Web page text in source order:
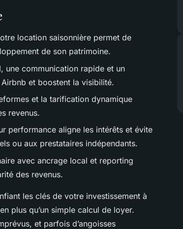
location saisonnière permet de
de son patrimoine.
une communication rapide et un
et boostent la visibilité.
et la tarification dynamique
revenus.
performance aligne les intérêts et évite
ou aux prestataires indépendants.
avec ancrage local et reporting
des revenus.
les clés de votre investissement à
plus qu’un simple calcul de loyer.
et parfois d’angoisses